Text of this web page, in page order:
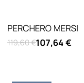
PERCHERO MERSI
119,60 €107,64 €